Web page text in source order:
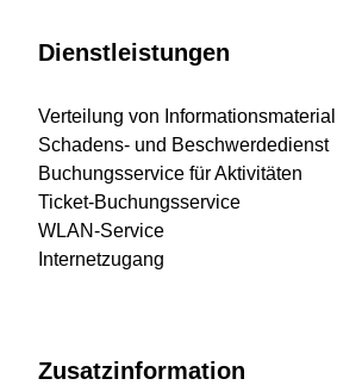
Dienstleistungen
Verteilung von Informationsmaterial
Schadens- und Beschwerdedienst
Buchungsservice für Aktivitäten
Ticket-Buchungsservice
WLAN-Service
Internetzugang
Zusatzinformation